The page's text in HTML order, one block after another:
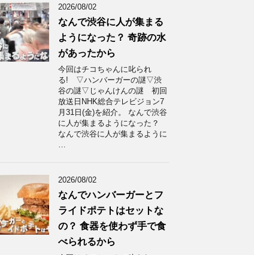
2026/08/02
なんで渋谷に人が集まる
ようになった？ 奇跡の水
があったから
今回はチコちゃんに叱られ
る! ▽ハンバーガーの謎▽渋
谷の謎▽じゃんけんの謎 初回
放送日NHK総合テレビジョン7
月31日(金)を紹介。 なんで渋谷
に人が集まるようになった？
なんで渋谷に人が集まるように
…
2026/08/02
なんでハンバーガーとフ
ライドポテトはセットな
の？ 食器を使わず手で食
べられるから